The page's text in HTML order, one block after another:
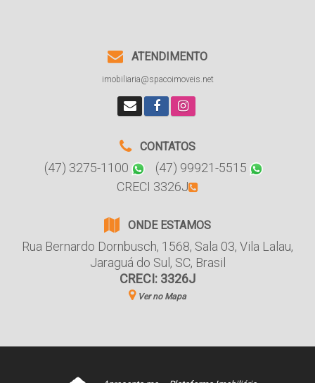
ATENDIMENTO
imobiliaria@spacoimoveis.net
CONTATOS
(47) 3275-1100
(47) 99921-5515
CRECI 3326J
ONDE ESTAMOS
Rua Bernardo Dornbusch, 1568, Sala 03, Vila Lalau,
Jaraguá do Sul , SC, Brasil
CRECI: 3326J
Ver no Mapa